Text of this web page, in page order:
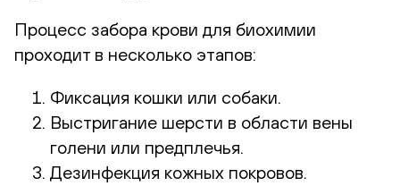
Процесс забора крови для биохимии
проходит в несколько этапов:
Фиксация кошки или собаки.
Выстригание шерсти в области вены
голени или предплечья.
Дезинфекция кожных покровов.